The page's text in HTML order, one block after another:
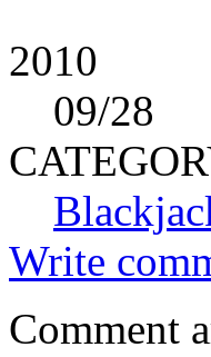
2010
09/28
Write
Comment